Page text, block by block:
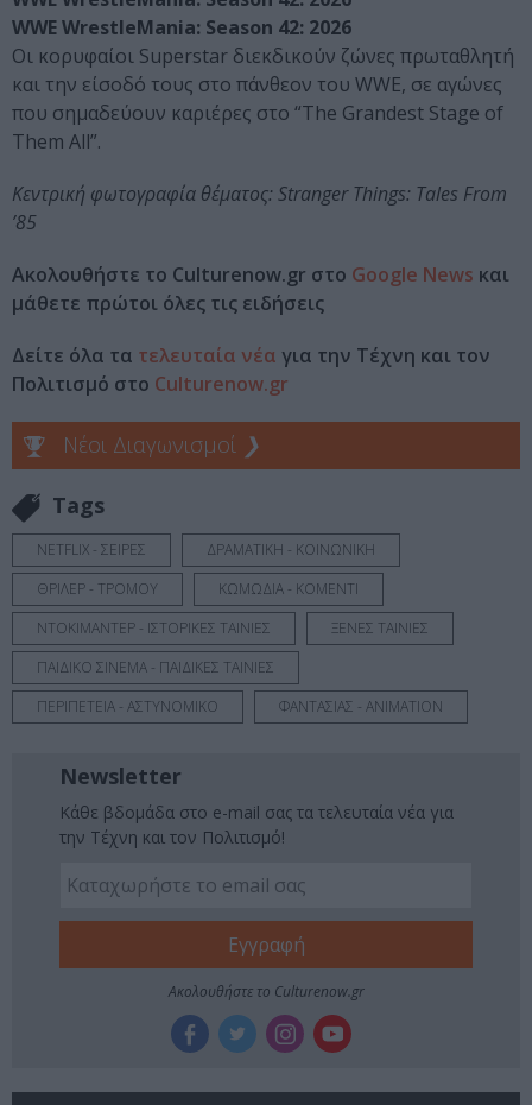
WWE WrestleMania: Season 42: 2026
Οι κορυφαίοι Superstar διεκδικούν ζώνες πρωταθλητή
και την είσοδό τους στο πάνθεον του WWE, σε αγώνες
που σημαδεύουν καριέρες στο “The Grandest Stage of
Them All”.
Κεντρική φωτογραφία θέματος: Stranger Things: Tales From
’85
Ακολουθήστε το Culturenow.gr στο Google News και
μάθετε πρώτοι όλες τις ειδήσεις
Δείτε όλα τα τελευταία νέα για την Τέχνη και τον
Πολιτισμό στο Culturenow.gr
Νέοι Διαγωνισμοί ❯
Tags
NETFLIX - ΣΕΙΡΕΣ
ΔΡΑΜΑΤΙΚΗ - ΚΟΙΝΩΝΙΚΗ
ΘΡΙΛΕΡ - ΤΡΟΜΟΥ
ΚΩΜΩΔΙΑ - ΚΟΜΕΝΤΙ
ΝΤΟΚΙΜΑΝΤΕΡ - ΙΣΤΟΡΙΚΕΣ ΤΑΙΝΙΕΣ
ΞΕΝΕΣ ΤΑΙΝΙΕΣ
ΠΑΙΔΙΚΟ ΣΙΝΕΜΑ - ΠΑΙΔΙΚΕΣ ΤΑΙΝΙΕΣ
ΠΕΡΙΠΕΤΕΙΑ - ΑΣΤΥΝΟΜΙΚΟ
ΦΑΝΤΑΣΙΑΣ - ANIMATION
Newsletter
Κάθε βδομάδα στο e-mail σας τα τελευταία νέα για
την Τέχνη και τον Πολιτισμό!
Ακολουθήστε το Culturenow.gr